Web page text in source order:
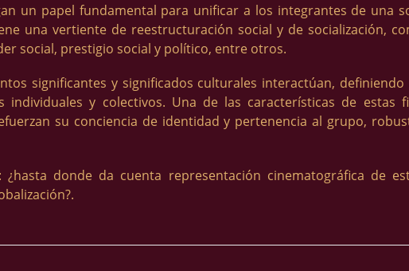
un papel fundamental para unificar a los integrantes de una
una vertiente de reestructuración social y de socialización,
social, prestigio social y político, entre otros.
significantes y significados culturales interactúan,
individuales y colectivos. Una de las características de
su conciencia de identidad y pertenencia al grupo,
donde da cuenta representación cinematográfica de